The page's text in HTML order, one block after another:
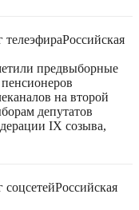
Российская
предвыборные
на второй
депутатов
IX созыва,
Российская